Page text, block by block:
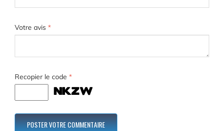
Votre avis *
Recopier le code *